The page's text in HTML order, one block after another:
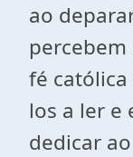
ao
fé
los a ler e
dedicar